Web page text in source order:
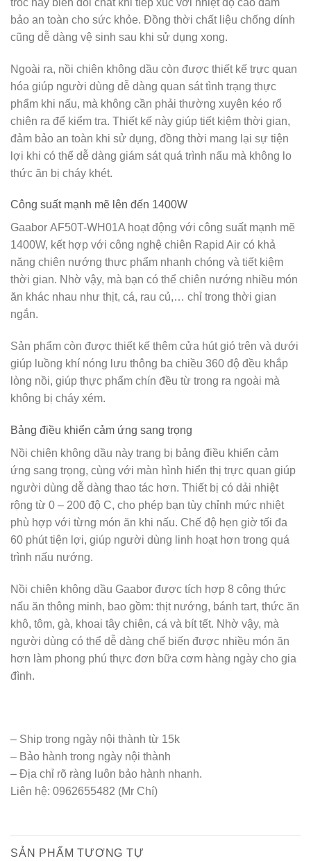
bảo an toàn cho sức khỏe. Đồng thời chất liệu chống dính
cũng dễ dàng vệ sinh sau khi sử dụng xong.
Ngoài ra, nồi chiên không dầu còn được thiết kế trực quan
hóa giúp người dùng dễ dàng quan sát tình trạng thực
phẩm khi nấu, mà không cần phải thường xuyên kéo rổ
chiên ra để kiểm tra. Thiết kế này giúp tiết kiệm thời gian,
đảm bảo an toàn khi sử dụng, đồng thời mang lại sự tiện
lợi khi có thể dễ dàng giám sát quá trình nấu mà không lo
thức ăn bị cháy khét.
Công suất mạnh mẽ lên đến 1400W
Gaabor AF50T-WH01A hoạt động với công suất mạnh mẽ
1400W, kết hợp với công nghệ chiên Rapid Air có khả
năng chiên nướng thực phẩm nhanh chóng và tiết kiệm
thời gian. Nhờ vậy, mà bạn có thể chiên nướng nhiều món
ăn khác nhau như thịt, cá, rau củ,… chỉ trong thời gian
ngắn.
Sản phẩm còn được thiết kế thêm cửa hút gió trên và dưới
giúp luồng khí nóng lưu thông ba chiều 360 độ đều khắp
lòng nồi, giúp thực phẩm chín đều từ trong ra ngoài mà
không bị cháy xém.
Bảng điều khiển cảm ứng sang trọng
Nồi chiên không dầu này trang bị bảng điều khiển cảm
ứng sang trọng, cùng với màn hình hiển thị trực quan giúp
người dùng dễ dàng thao tác hơn. Thiết bị có dải nhiệt
rộng từ 0 – 200 độ C, cho phép bạn tùy chỉnh mức nhiệt
phù hợp với từng món ăn khi nấu. Chế độ hẹn giờ tối đa
60 phút tiện lợi, giúp người dùng linh hoạt hơn trong quá
trình nấu nướng.
Nồi chiên không dầu Gaabor được tích hợp 8 công thức
nấu ăn thông minh, bao gồm: thịt nướng, bánh tart, thức ăn
khô, tôm, gà, khoai tây chiên, cá và bít tết. Nhờ vậy, mà
người dùng có thể dễ dàng chế biến được nhiều món ăn
hơn làm phong phú thực đơn bữa cơm hàng ngày cho gia
đình.
– Ship trong ngày nội thành từ 15k
– Bảo hành trong ngày nội thành
– Địa chỉ rõ ràng luôn bảo hành nhanh.
Liên hệ: 0962655482 (Mr Chí)
SẢN PHẨM TƯƠNG TỰ